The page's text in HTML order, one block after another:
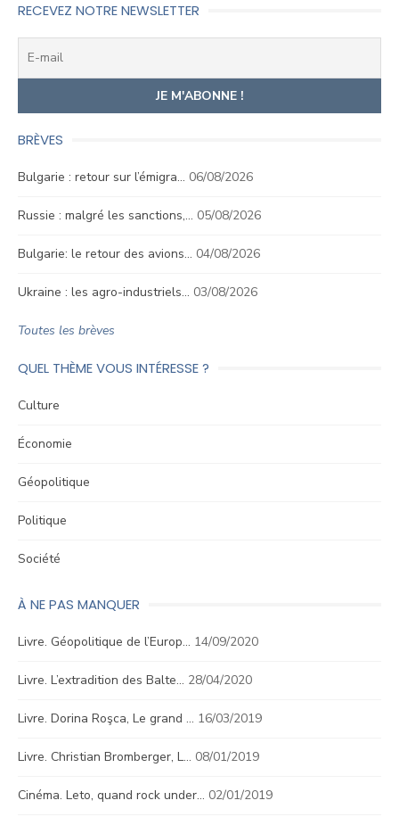
RECEVEZ NOTRE NEWSLETTER
BRÈVES
Bulgarie : retour sur l’émigra… 06/08/2026
Russie : malgré les sanctions,… 05/08/2026
Bulgarie: le retour des avions… 04/08/2026
Ukraine : les agro-industriels… 03/08/2026
Toutes les brèves
QUEL THÈME VOUS INTÉRESSE ?
Culture
Économie
Géopolitique
Politique
Société
À NE PAS MANQUER
Livre. Géopolitique de l’Europ… 14/09/2020
Livre. L’extradition des Balte… 28/04/2020
Livre. Dorina Roşca, Le grand … 16/03/2019
Livre. Christian Bromberger, L… 08/01/2019
Cinéma. Leto, quand rock under… 02/01/2019